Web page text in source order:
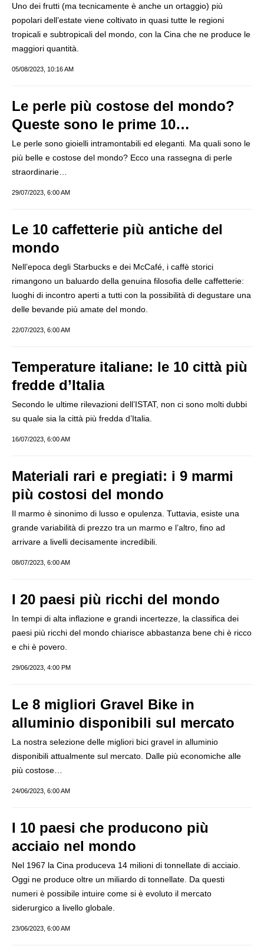
Uno dei frutti (ma tecnicamente è anche un ortaggio) più
popolari dell’estate viene coltivato in quasi tutte le regioni
tropicali e subtropicali del mondo, con la Cina che ne produce le
maggiori quantità.
05/08/2023, 10:16 AM
Le perle più costose del mondo?
Queste sono le prime 10…
Le perle sono gioielli intramontabili ed eleganti. Ma quali sono le
più belle e costose del mondo? Ecco una rassegna di perle
straordinarie…
29/07/2023, 6:00 AM
Le 10 caffetterie più antiche del
mondo
Nell’epoca degli Starbucks e dei McCafé, i caffè storici
rimangono un baluardo della genuina filosofia delle caffetterie:
luoghi di incontro aperti a tutti con la possibilità di degustare una
delle bevande più amate del mondo.
22/07/2023, 6:00 AM
Temperature italiane: le 10 città più
fredde d’Italia
Secondo le ultime rilevazioni dell’ISTAT, non ci sono molti dubbi
su quale sia la città più fredda d’Italia.
16/07/2023, 6:00 AM
Materiali rari e pregiati: i 9 marmi
più costosi del mondo
Il marmo è sinonimo di lusso e opulenza. Tuttavia, esiste una
grande variabilità di prezzo tra un marmo e l’altro, fino ad
arrivare a livelli decisamente incredibili.
08/07/2023, 6:00 AM
I 20 paesi più ricchi del mondo
In tempi di alta inflazione e grandi incertezze, la classifica dei
paesi più ricchi del mondo chiarisce abbastanza bene chi è ricco
e chi è povero.
29/06/2023, 4:00 PM
Le 8 migliori Gravel Bike in
alluminio disponibili sul mercato
La nostra selezione delle migliori bici gravel in alluminio
disponibili attualmente sul mercato. Dalle più economiche alle
più costose…
24/06/2023, 6:00 AM
I 10 paesi che producono più
acciaio nel mondo
Nel 1967 la Cina produceva 14 milioni di tonnellate di acciaio.
Oggi ne produce oltre un miliardo di tonnellate. Da questi
numeri è possibile intuire come si è evoluto il mercato
siderurgico a livello globale.
23/06/2023, 6:00 AM